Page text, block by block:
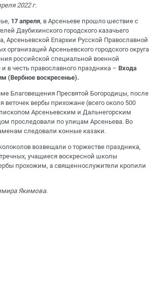
2022 г.
17 апреля, в Арсеньеве прошло шествие с
Даубихинского городского казачьего
Арсеньевской Епархии Русской Православной
организаций Арсеньевского городского округа
российской специальной военной
в честь православного праздника – Входа
(Вербное воскресенье).
Благовещения Пресвятой Богородицы, после
вербы прихожане (всего около 500
Арсеньевским и Дальнегорским
проследовали по улицам Арсеньева. Во
следовали конные казаки.
возвещали о торжестве праздника,
учащиеся воскресной школы
прохожим, а священнослужители кропили
Якимова.